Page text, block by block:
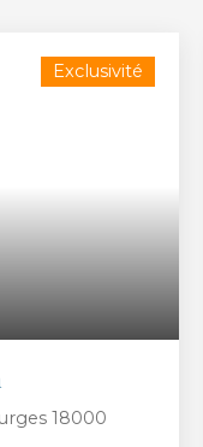
Exclusivité
18000